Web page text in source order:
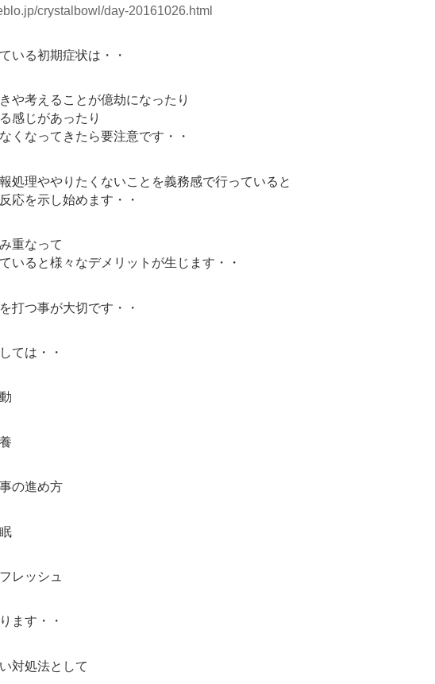
crystalbowl/day-20161026.html
いる初期症状は・・
や考えることが億劫になったり
感じがあったり
くなってきたら要注意です・・
処理ややりたくないことを義務感で行っていると
応を示し始めます・・
重なって
いると様々なデメリットが生じます・・
打つ事が大切です・・
ては・・
の進め方
レッシュ
ます・・
対処法として